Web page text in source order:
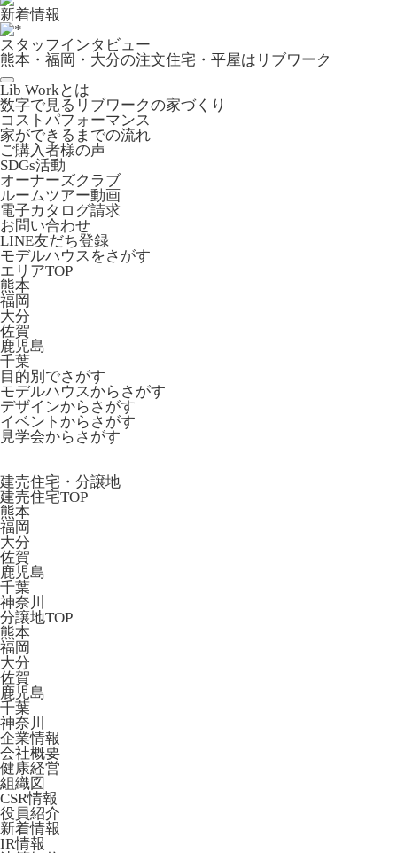
新着情報
スタッフインタビュー
熊本・福岡・大分の注文住宅・平屋はリブワーク
Lib Workとは
数字で見るリブワークの家づくり
コストパフォーマンス
家ができるまでの流れ
ご購入者様の声
SDGs活動
オーナーズクラブ
ルームツアー動画
電子カタログ請求
お問い合わせ
LINE友だち登録
モデルハウスをさがす
エリアTOP
熊本
福岡
大分
佐賀
鹿児島
千葉
目的別でさがす
モデルハウスからさがす
デザインからさがす
イベントからさがす
見学会からさがす
建売住宅・分譲地
建売住宅TOP
熊本
福岡
大分
佐賀
鹿児島
千葉
神奈川
分譲地TOP
熊本
福岡
大分
佐賀
鹿児島
千葉
神奈川
企業情報
会社概要
健康経営
組織図
CSR情報
役員紹介
新着情報
IR情報